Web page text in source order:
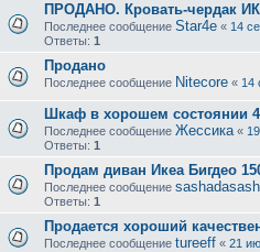
ПРОДАНО. Кровать-чердак
Последнее сообщение Star4e « 14
Ответы: 1
Продано
Последнее сообщение Nitecore « 14
Шкаф в хорошем состоянии
Последнее сообщение Жессика «
Ответы: 1
Продам диван Икеа Бигдео
Последнее сообщение
Ответы: 1
Продается хороший
Последнее сообщение tureeff « 21